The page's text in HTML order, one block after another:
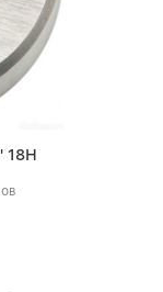
18Н